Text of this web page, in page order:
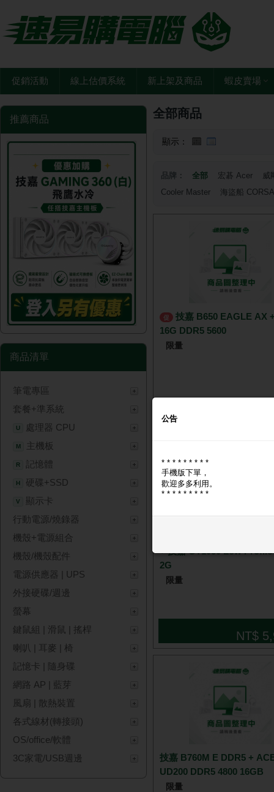
促銷活動 線上估價系統 新上架及商品 蝦皮賣場
推薦商品
商品清單
筆電專區
套餐+準系統
U 處理器 CPU
M 主機板
R 記憶體
H 硬碟+SSD
V
顯示卡
行動電源/燒錄器
機殼+電源組合
機殼/機殼配件
電源供應器 | UPS
外接硬碟/週邊
螢幕
鍵鼠組 | 滑鼠 | 搖桿
喇叭 | 耳麥 | 椅
記憶卡 | 隨身碟
網路 AP | 藍芽
風扇 | 散熱裝置
各式線材(轉接頭)
OS/office/軟體
3C家電/USB週邊
全部商品
顯示：
品牌： 全部 宏碁 Acer
威
Cooler Master
海盜船
促
16G DDR5 5600
限量
+ 技嘉 GT1030 Low Profile
2G
限量
NT$
技嘉 B760M E DDR5 +
UD200 DDR5 4800 16GB
限量
公告
* * * * * * * * *
手機版下單，
歡迎多多利用。
* * * * * * * * *